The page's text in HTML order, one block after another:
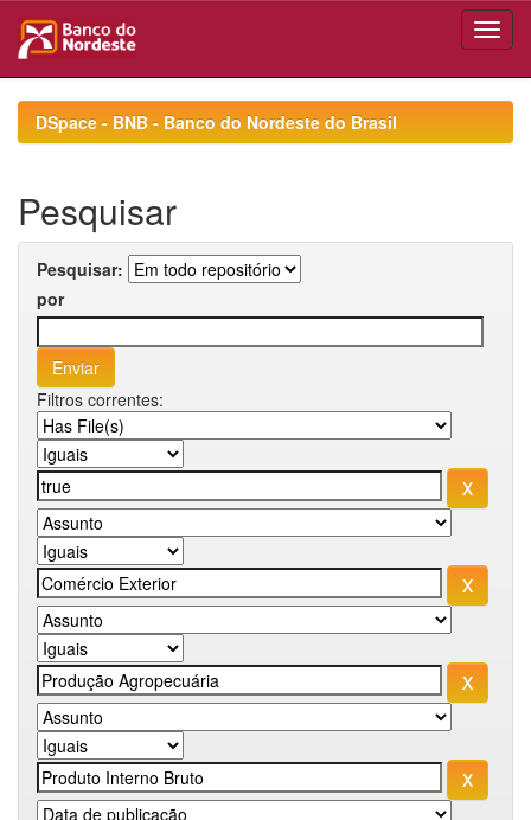
navigationDSpace - BNB - Banco do Nordeste do Brasil
Pesquisar
Pesquisar:
por
Filtros correntes: